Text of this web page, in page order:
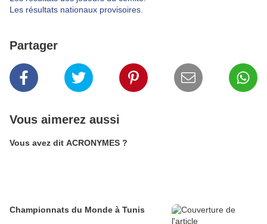
Les résultats nationaux provisoires
Partager
Vous aimerez aussi
Vous avez dit ACRONYMES ?
Championnats du Monde à Tunis